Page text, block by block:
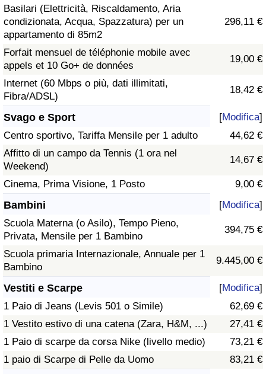
Basilari (Elettricità, Riscaldamento, Aria
condizionata, Acqua, Spazzatura) per un
appartamento di 85m2
296,11 €
Forfait mensuel de téléphonie mobile avec
appels et 10 Go+ de données
19,00 €
Internet (60 Mbps o più, dati illimitati,
Fibra/ADSL)
18,42 €
Svago e Sport [Modifica]
Centro sportivo, Tariffa Mensile per 1 adulto
44,62 €
Affitto di un campo da Tennis (1 ora nel
Weekend)
14,67 €
Cinema, Prima Visione, 1 Posto 9,00 €
Bambini [Modifica]
Scuola Materna (o Asilo), Tempo Pieno,
Privata, Mensile per 1 Bambino
394,75 €
Scuola primaria Internazionale, Annuale per 1
Bambino
9.445,00 €
Vestiti e Scarpe [Modifica]
1 Paio di Jeans (Levis 501 o Simile)
62,69 €
1 Vestito estivo di una catena (Zara, H&M, ...)
27,41 €
1 Paio di scarpe da corsa Nike (livello medio)
73,21 €
1 paio di Scarpe di Pelle da Uomo
83,21 €